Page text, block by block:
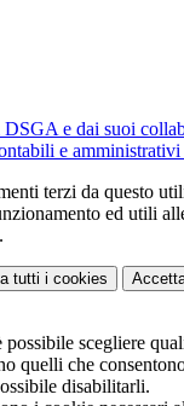
e dai suoi
e
terzi da questo
ed utili
.
tutti i cookies
possibile scegliere
quelli che
disabilitarli.